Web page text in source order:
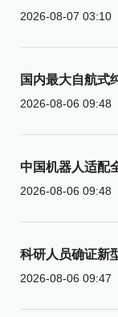
2026-08-07 03:10
国内最大自航式
2026-08-06 09:48
中国机器人适配
2026-08-06 09:48
科研人员确证新
2026-08-06 09:47